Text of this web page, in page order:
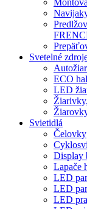
Svetelné
ECO
LED
Svietidlá
Čelovky
Display
Lapače
LED
LED
LED